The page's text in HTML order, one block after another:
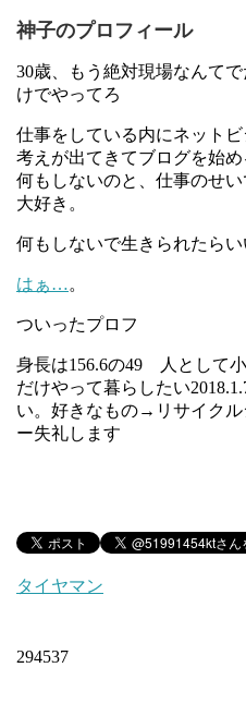
神子のプロフィール
30歳、もう絶対現場なんて
けでやってろ
仕事をしている内にネット
考えが出てきてブログを始め
何もしないのと、仕事のせ
大好き。
何もしないで生きられたらい
はぁ…。
ついったプロフ
身長は156.6の49 人として
だけやって暮らしたい
い。好きなもの→リサイクル
ー失礼します
タイヤマン
294537